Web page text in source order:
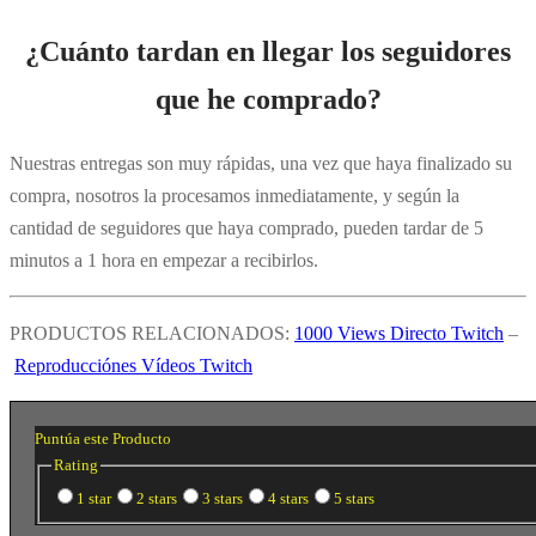
¿Cuánto tardan en llegar los seguidores
que he comprado?
Nuestras entregas son muy rápidas, una vez que haya finalizado su
compra, nosotros la procesamos inmediatamente, y según la
cantidad de seguidores que haya comprado, pueden tardar de 5
minutos a 1 hora en empezar a recibirlos.
PRODUCTOS RELACIONADOS: 1000 Views Directo Twitch –
Reproducciónes Vídeos Twitch
Puntúa este Producto
Rating
1 star
2 stars 3 stars 4 stars 5 stars